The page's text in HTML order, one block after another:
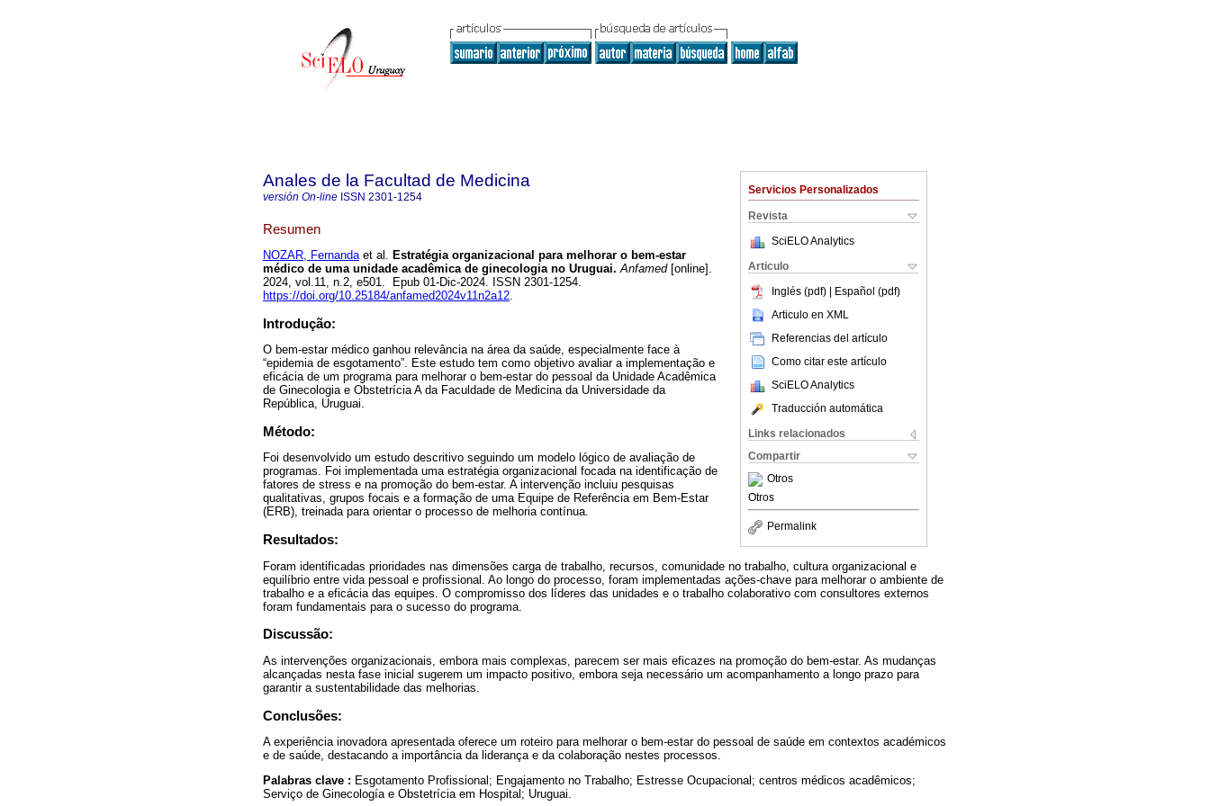
Servicios Personalizados
Revista
SciELO Analytics
Articulo
Inglés (pdf) | Español (pdf)
Articulo en XML
Referencias del artículo
Como citar este artículo
SciELO Analytics
Traducción automática
Links relacionados
Compartir
Otros
Otros
Permalink
Anales de la Facultad de Medicina
versión On-line ISSN 2301-1254
Resumen
NOZAR, Fernandaet al. Estratégia organizacional para melhorar o bem-estar
médico de uma unidade acadêmica de ginecologia no Uruguai. Anfamed[online].
2024, vol.11, n.2, e501. Epub 01-Dic-2024. ISSN 2301-1254.
https://doi.org/10.25184/anfamed2024v11n2a12.
Introdução:
O bem-estar médico ganhou relevância na área da saúde, especialmente face à
“epidemia de esgotamento”. Este estudo tem como objetivo avaliar a implementação e
eficácia de um programa para melhorar o bem-estar do pessoal da Unidade Acadêmica
de Ginecologia e Obstetrícia A da Faculdade de Medicina da Universidade da
República, Uruguai.
Método:
Foi desenvolvido um estudo descritivo seguindo um modelo lógico de avaliação de
programas. Foi implementada uma estratégia organizacional focada na identificação de
fatores de stress e na promoção do bem-estar. A intervenção incluiu pesquisas
qualitativas, grupos focais e a formação de uma Equipe de Referência em Bem-Estar
(ERB), treinada para orientar o processo de melhoria contínua.
Resultados:
Foram identificadas prioridades nas dimensões carga de trabalho, recursos, comunidade no trabalho, cultura organizacional e
equilíbrio entre vida pessoal e profissional. Ao longo do processo, foram implementadas ações-chave para melhorar o ambiente de
trabalho e a eficácia das equipes. O compromisso dos líderes das unidades e o trabalho colaborativo com consultores externos
foram fundamentais para o sucesso do programa.
Discussão:
As intervenções organizacionais, embora mais complexas, parecem ser mais eficazes na promoção do bem-estar. As mudanças
alcançadas nesta fase inicial sugerem um impacto positivo, embora seja necessário um acompanhamento a longo prazo para
garantir a sustentabilidade das melhorias.
Conclusões:
A experiência inovadora apresentada oferece um roteiro para melhorar o bem-estar do pessoal de saúde em contextos académicos
e de saúde, destacando a importância da liderança e da colaboração nestes processos.
Palabras clave : Esgotamento Profissional; Engajamento no Trabalho; Estresse Ocupacional; centros médicos acadêmicos;
Serviço de Ginecología e Obstetrícia em Hospital; Uruguai.